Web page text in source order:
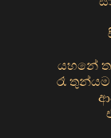
යහනේ
රෑ